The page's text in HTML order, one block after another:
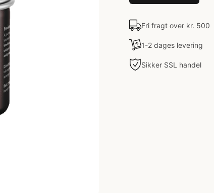
Fri fragt over kr. 500
1-2 dages levering
Sikker SSL handel